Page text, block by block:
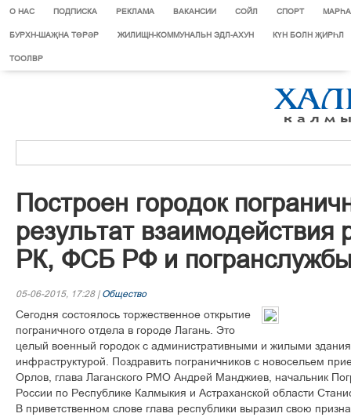
О НАС ПОДПИСКА РЕКЛАМА ВАКАНСИИ СОЙЛ СПОРТ
БУРХН-ШАҖНА ТӨРӘР ЖИЛИЩН-КОММУНАЛЬН ЭДЛ-АХУН КҮН БОЛН ҖИРҺЛ
ТООЛВР
Построен городок
результат взаимодействия
РК, ФСБ РФ и
05-06-2015, 17:28 | Общество
Сегодня состоялось торжественное открытие
пограничного отдела в городе Лагань. Это
целый военный городок с административными и жилыми
инфраструктурой. Поздравить пограничников с новосельем
Орлов, глава Лаганского РМО Андрей Манджиев, начальник
России по Республике Калмыкия и Астраханской области
В приветственном слове глава республики выразил свою